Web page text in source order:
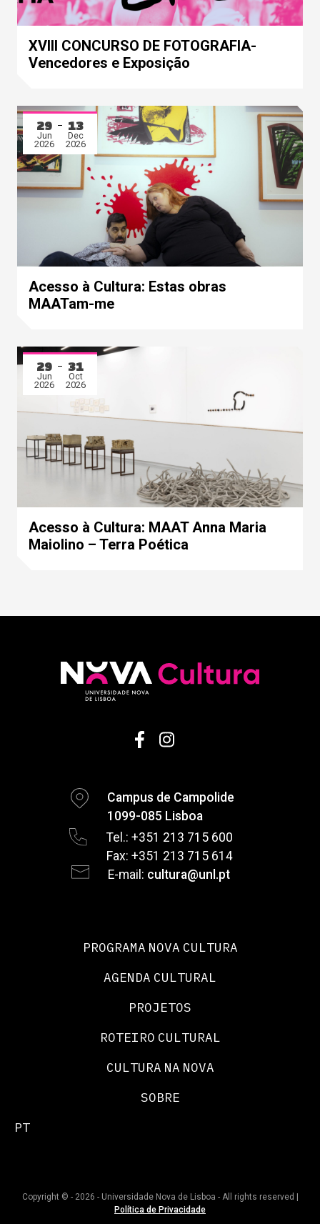
XVIII CONCURSO DE FOTOGRAFIA-
Vencedores e Exposição
29
Jun
2026
13
Dec
2026
Acesso à Cultura: Estas obras
MAATam-me
29
Jun
2026
31
Oct
2026
Acesso à Cultura: MAAT Anna Maria
Maiolino – Terra Poética
Campus de Campolide
1099-085 Lisboa
Tel.: +351 213 715 600
Fax: +351 213 715 614
E-mail: cultura@unl.pt
PROGRAMA NOVA CULTURA
AGENDA CULTURAL
PROJETOS
ROTEIRO CULTURAL
CULTURA NA NOVA
SOBRE
PT
Copyright © - 2026 - Universidade Nova de Lisboa - All rights reserved |
Política de Privacidade